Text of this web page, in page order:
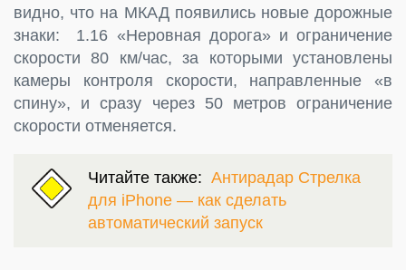
видно, что на МКАД появились новые дорожные
знаки: 1.16 «Неровная дорога» и ограничение
скорости 80 км/час, за которыми установлены
камеры контроля скорости, направленные «в
спину», и сразу через 50 метров ограничение
скорости отменяется.
Читайте также: Антирадар Стрелка
для iPhone — как сделать
автоматический запуск